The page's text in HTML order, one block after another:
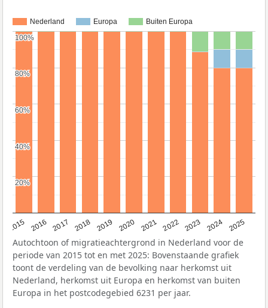
Nederland Europa Buiten Europa
2015 2016 2017 2018 2019 2020 2021 2022 2023 2024 2025
20%
20%
40%
40%
60%
60%
80%
80%
100%
100%
Autochtoon of migratieachtergrond in Nederland voor de
periode van 2015 tot en met 2025: Bovenstaande grafiek
toont de verdeling van de bevolking naar herkomst uit
Nederland, herkomst uit Europa en herkomst van buiten
Europa in het postcodegebied 6231 per jaar.